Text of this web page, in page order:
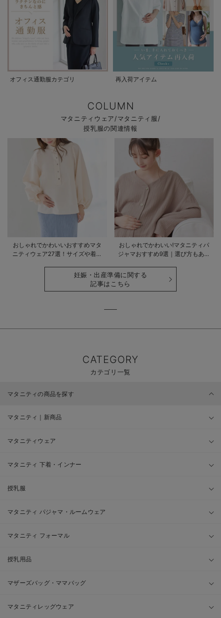
オフィス通勤服カテゴリ 再入荷アイテム
COLUMN
マタニティウェア/マタニティ服/
授乳服の関連情報
おしゃれでかわいいおすすめマタ
ニティウェア27選！サイズや着る
おしゃれでかわいい!マタニティパ
ジャマおすすめ9選｜選び方もあわ
妊娠・出産準備に関する
記事はこちら
CATEGORY
カテゴリ一覧
マタニティの商品を探す
マタニティ｜新商品
マタニティウェア
マタニティ 下着・インナー
授乳服
マタニティ パジャマ・ルームウェア
マタニティ フォーマル
授乳用品
マザーズバッグ・ママバッグ
マタニティレッグウェア